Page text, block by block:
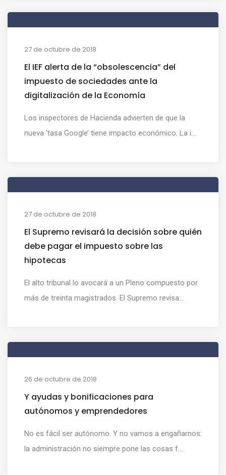
27 de octubre de 2018
El IEF alerta de la “obsolescencia” del
impuesto de sociedades ante la
digitalización de la Economía
Los inspectores de Hacienda advierten de que la
nueva 'tasa Google’ tiene impacto económico. La i...
27 de octubre de 2018
El Supremo revisará la decisión sobre quién
debe pagar el impuesto sobre las
hipotecas
El alto tribunal lo avocará a un Pleno compuesto por
más de treinta magistrados. El Supremo revisa...
26 de octubre de 2018
Y ayudas y bonificaciones para
autónomos y emprendedores
No es fácil ser autónomo. Y no vamos a engañarnos:
la administración no siempre pone las cosas f...